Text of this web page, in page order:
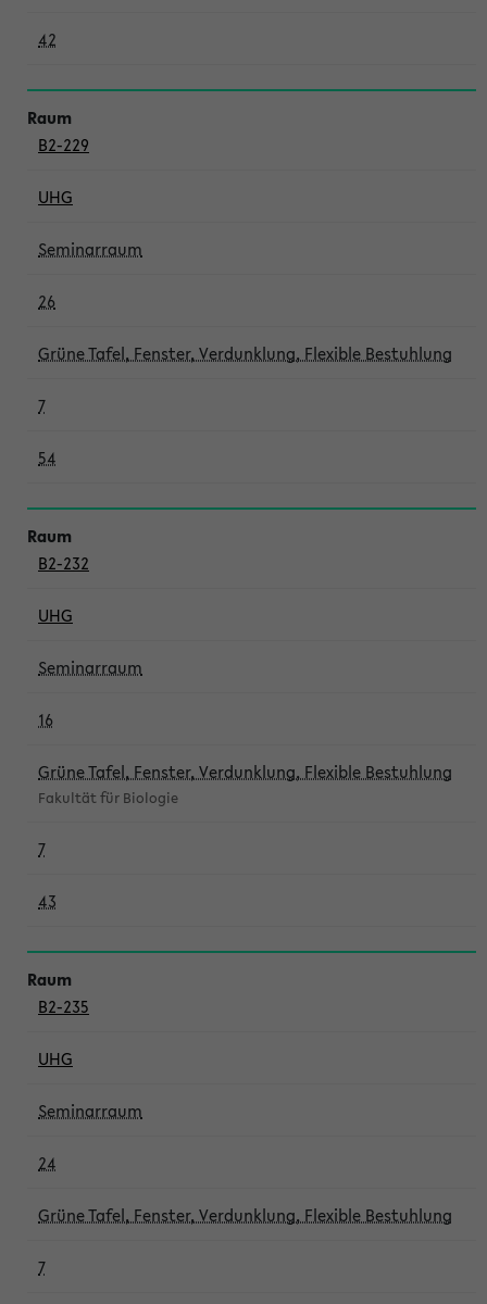
42
B2-229
UHG
Seminarraum
26
Grüne Tafel, Fenster, Verdunklung, Flexible Bestuhlung
7
54
B2-232
UHG
Seminarraum
16
Grüne Tafel, Fenster, Verdunklung, Flexible Bestuhlung
Fakultät für Biologie
7
43
B2-235
UHG
Seminarraum
24
Grüne Tafel, Fenster, Verdunklung, Flexible Bestuhlung
7